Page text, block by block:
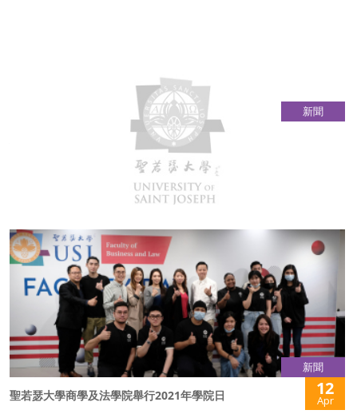
新聞
政協委員進聖大分享奮鬥歷程
“政協委員進校園” 系列活動在 4月12日於聖若瑟大學舉行
新聞
聖若瑟大學商學及法學院舉行2021年學院日 12
Apr